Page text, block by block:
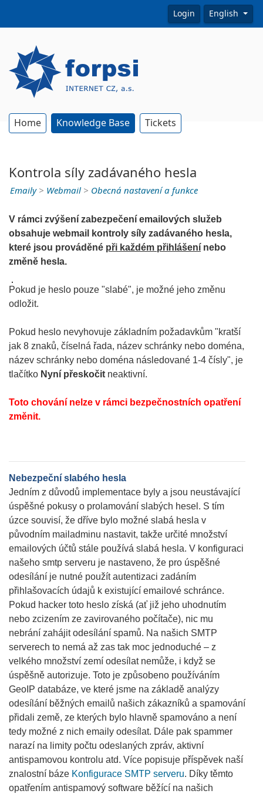
Login English
Home Knowledge Base Tickets
Kontrola síly zadávaného hesla
Emaily> Webmail > Obecná nastavení a funkce
V rámci zvýšení zabezpečení emailových služeb
obsahuje webmail kontroly síly zadávaného hesla,
které jsou prováděné při každém přihlášení nebo
změně hesla.
Pokud je heslo pouze "slabé", je možné jeho změnu
odložit.
Pokud heslo nevyhovuje základním požadavkům "kratší
jak 8 znaků, číselná řada, název schránky nebo doména,
název schránky nebo doména následované 1-4 čísly", je
tlačítko Nyní přeskočit neaktivní.
Toto chování nelze v rámci bezpečnostních opatření
změnit.
Nebezpeční slabého hesla
Jedním z důvodů implementace byly a jsou neustávající
úspěšné pokusy o prolamování slabých hesel. S tím
úzce souvisí, že dříve bylo možné slabá hesla v
původním mailadminu nastavit, takže určité množství
emailových účtů stále používá slabá hesla. V konfiguraci
našeho smtp serveru je nastaveno, že pro úspěšné
odesílání je nutné použít autentizaci zadáním
přihlašovacích údajů k existující emailové schránce.
Pokud hacker toto heslo získá (ať již jeho uhodnutím
nebo zcizením ze zavirovaného počítače), nic mu
nebrání zahájit odesílání spamů. Na našich SMTP
serverech to nemá až zas tak moc jednoduché – z
velkého množství zemí odesílat nemůže, i když se
úspěšně autorizuje. Toto je způsobeno používáním
GeoIP databáze, ve které jsme na základě analýzy
odesílání běžných emailů našich zákazníků a spamování
přidali země, ze kterých bylo hlavně spamováno a není
tedy možné z nich emaily odesílat. Dále pak spammer
narazí na limity počtu odeslaných zpráv, aktivní
antispamovou kontrolu atd. Více popisuje příspěvek naší
znalostní báze Konfigurace SMTP serveru. Díky těmto
opatřením antispamový software běžící na našich